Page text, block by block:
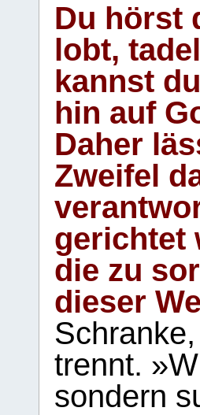
Du hörst
lobt,
kannst
hin auf
Daher
Zweifel
gerichtet
die zu
dieser
trennt.
sondern